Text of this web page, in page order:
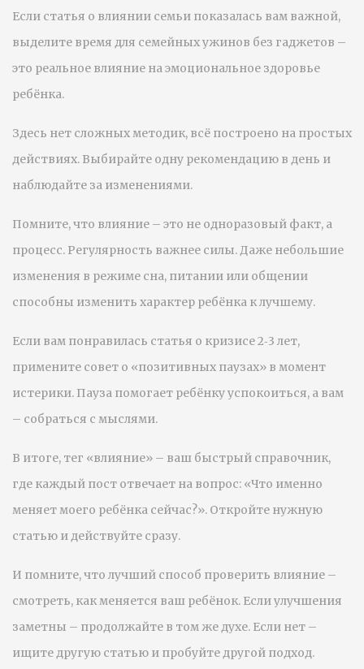
Если статья о влиянии семьи показалась вам важной,
выделите время для семейных ужинов без гаджетов –
это реальное влияние на эмоциональное здоровье
ребёнка.
Здесь нет сложных методик, всё построено на простых
действиях. Выбирайте одну рекомендацию в день и
наблюдайте за изменениями.
Помните, что влияние – это не одноразовый факт, а
процесс. Регулярность важнее силы. Даже небольшие
изменения в режиме сна, питании или общении
способны изменить характер ребёнка к лучшему.
Если вам понравилась статья о кризисе 2‑3 лет,
примените совет о «позитивных паузах» в момент
истерики. Пауза помогает ребёнку успокоиться, а вам
– собраться с мыслями.
В итоге, тег «влияние» – ваш быстрый справочник,
где каждый пост отвечает на вопрос: «Что именно
меняет моего ребёнка сейчас?». Откройте нужную
статью и действуйте сразу.
И помните, что лучший способ проверить влияние –
смотреть, как меняется ваш ребёнок. Если улучшения
заметны – продолжайте в том же духе. Если нет –
ищите другую статью и пробуйте другой подход.